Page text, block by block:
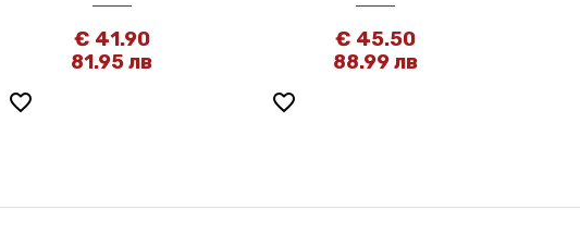
favorite_border
€ 41.90
81.95 лв
favorite_border
€ 45.50
88.99 лв